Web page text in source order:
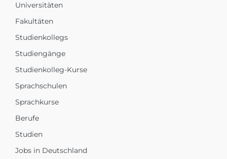
Universitäten
Fakultäten
Studienkollegs
Studiengänge
Studienkolleg-Kurse
Sprachschulen
Sprachkurse
Berufe
Studien
Jobs in Deutschland